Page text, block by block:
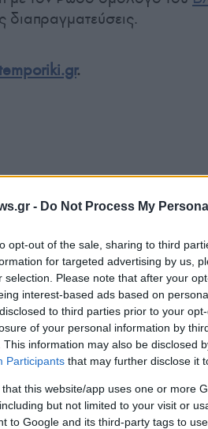
- Do Not Process My
opt-out of the sale, sharing to third
for targeted advertising by us,
selection. Please note that after your
interest-based ads based on
to third parties prior to your
of your personal information by
This information may also be disclosed
Participants that may further disclose it
that this website/app uses one or more
but not limited to your visit or
to Google and its third-party tags to
διαπραγματεύσεις.
.
Tweet
μας στοGoogle News